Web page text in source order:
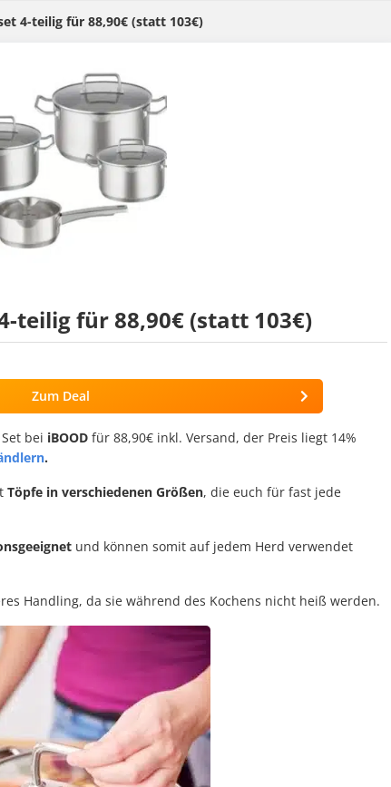
4-teilig für 88,90€ (statt 103€)
teilig für 88,90€ (statt 103€)
Zum Deal
bei iBOOD für 88,90€ inkl. Versand, der Preis liegt 14%
.
Töpfe in verschiedenen Größen, die euch für fast jede
und können somit auf jedem Herd verwendet
Handling, da sie während des Kochens nicht heiß werden.